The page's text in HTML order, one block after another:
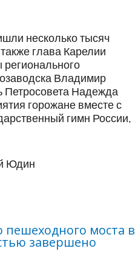
несколько тысяч
глава Карелии
Владимир
Петросовета Надежда
горожане вместе с
гимн России,
Юдин
пешеходного моста в
завершено